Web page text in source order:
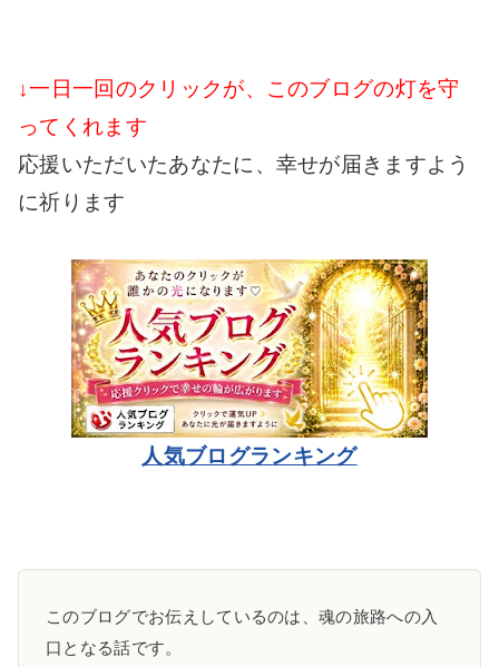
↓一日一回のクリックが、このブログの灯を守
ってくれます
応援いただいたあなたに、幸せが届きますよう
に祈ります
人気ブログランキング
このブログでお伝えしているのは、魂の旅路への入
口となる話です。